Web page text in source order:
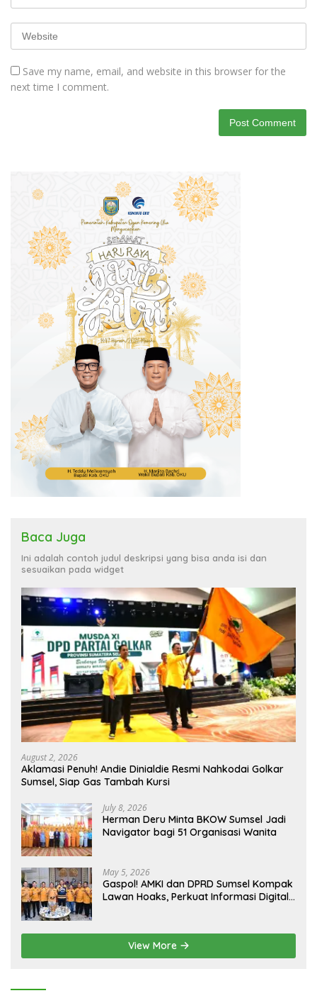
Save my name, email, and website in this browser for the
next time I comment.
Baca Juga
Ini adalah contoh judul deskripsi yang bisa anda isi dan
sesuaikan pada widget
August 2, 2026
Aklamasi Penuh! Andie Dinialdie Resmi Nahkodai Golkar
Sumsel, Siap Gas Tambah Kursi
July 8, 2026
Herman Deru Minta BKOW Sumsel Jadi
Navigator bagi 51 Organisasi Wanita
May 5, 2026
Gaspol! AMKI dan DPRD Sumsel Kompak
Lawan Hoaks, Perkuat Informasi Digital
View More